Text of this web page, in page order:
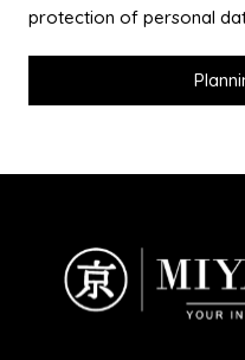
protection of personal